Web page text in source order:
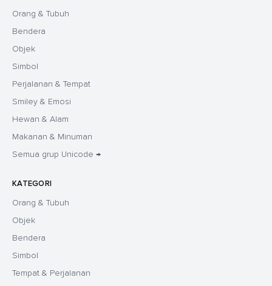
Orang & Tubuh
Bendera
Objek
Simbol
Perjalanan & Tempat
Smiley & Emosi
Hewan & Alam
Makanan & Minuman
Semua grup Unicode →
KATEGORI
Orang & Tubuh
Objek
Bendera
Simbol
Tempat & Perjalanan